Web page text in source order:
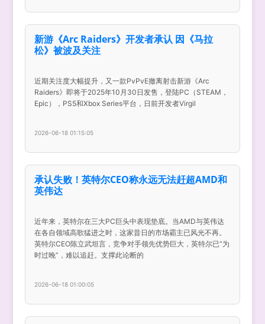
新游《Arc Raiders》开发者承认 因《马拉
松》被波及关注
近期关注度大幅提升，又一款PvPvE撤离射击新游《Arc
Raiders》即将于2025年10月30日发售，登陆PC（STEAM，
Epic），PS5和Xbox Series平台，日前开发者Virgil
2026-06-18 01:15:05
承认失败！英特尔CEO称永远无法赶超AMD和
英伟达
近年来，英特尔在三大PC巨头中表现垫底。当AMD与英伟达
在各自领域高歌猛进之时，这家昔日的市场霸主已风光不再。
英特尔CEO陈立武坦言，竞争对手领先优势巨大，英特尔已“为
时过晚”，难以追赶。支撑此论断的
2026-06-18 01:00:05